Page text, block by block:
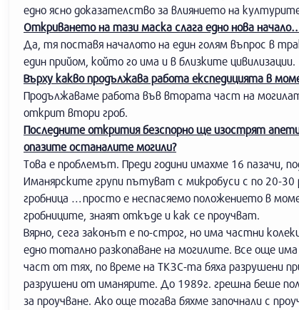
едно ясно доказателство за влиянието на
Откриването на тази маска слага едно нова
Да, тя поставя началото на един голям въпрос в
един прийом, който го има и в близките цивилизации.
Върху какво продължава работа експедицията в
Продължаваме работа във втората част на
открит втори гроб.
Последните открития безспорно ще изострят
опазите останалите могили?
Това е проблемът. Преди години имахме 16 пазачи,
Иманярските групи пътуват с микробуси с по 20-
гробница …просто е неспасяемо положението в
гробниците, знаят откъде и как се проучват.
Вярно, сега законът е по-строг, но има частни
едно тотално разкопаване на могилите. Все още
част от тях, по време на ТКЗС-та бяха разрушени
разрушени от иманярите. До 1989г. грешна беше
за проучване. Ако още тогава бяхме започнали с